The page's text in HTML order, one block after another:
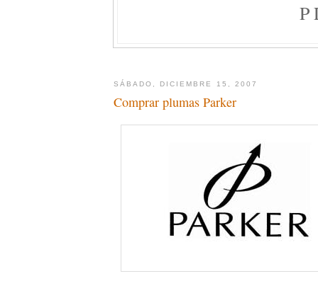
SÁBADO, DICIEMBRE 15, 2007
Comprar plumas Parker